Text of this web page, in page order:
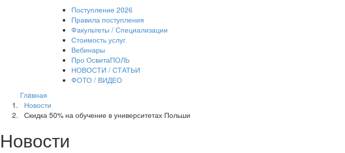
Поступление 2026
Правила поступления
Факультеты / Специализации
Стоимость услуг
Вебинары
Про ОсвитаПОЛЬ
НОВОСТИ / СТАТЬИ
ФОТО / ВИДЕО
Глaвная
Новости
Скидка 50% на обучение в университетах Польши
Новости